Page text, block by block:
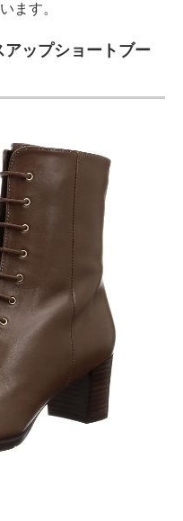
ます。
ップショートブー